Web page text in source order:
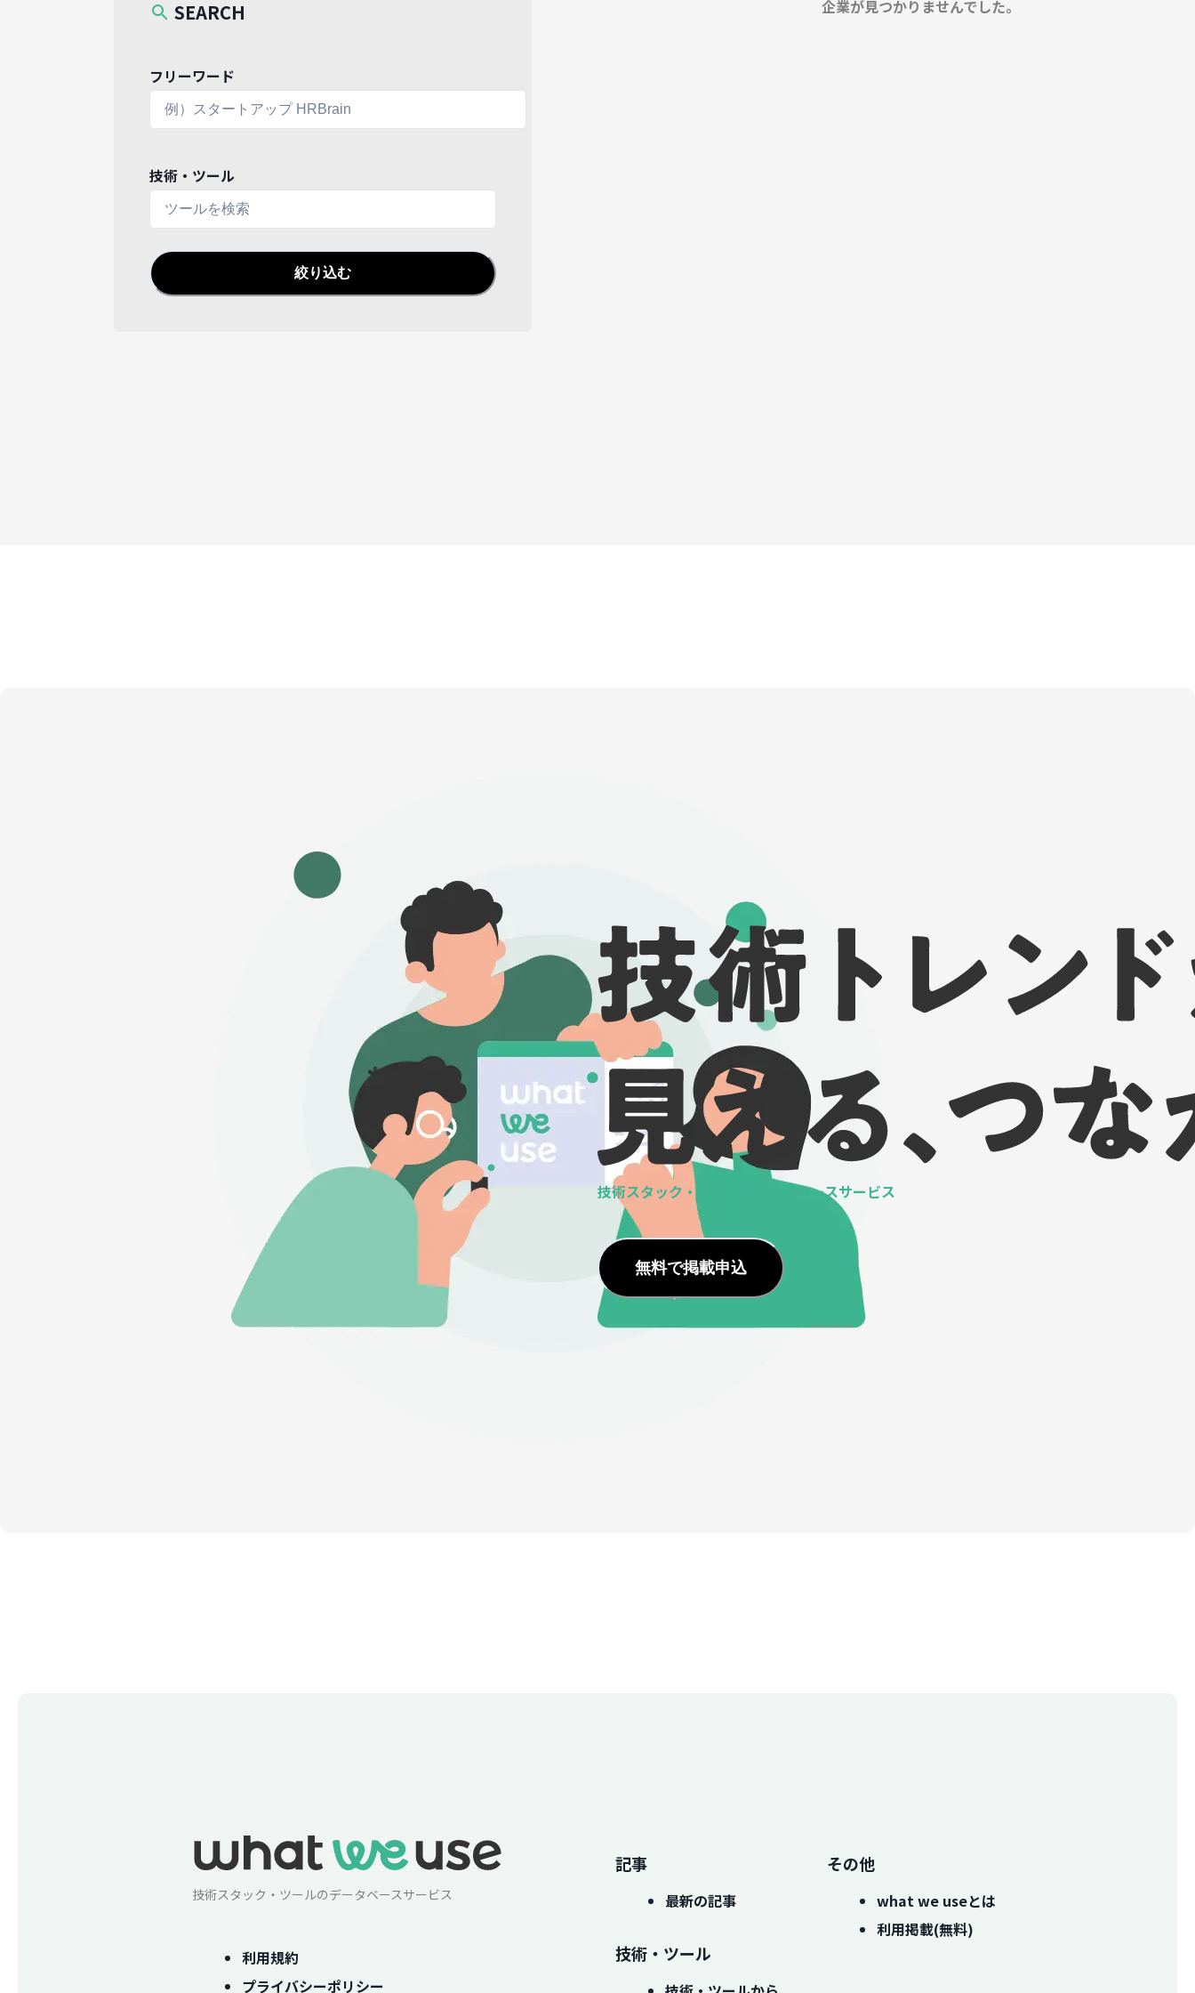
SEARCH
フリーワード
技術・ツール
絞り込む
企業が見つかりませんでした。
技術スタック・ツールの データベースサービス
無料で掲載申込
技術スタック・ツールのデータベースサービス
利用規約
プライバシーポリシー
記事
最新の記事
技術・ツール
その他
what we useとは
利用掲載(無料)